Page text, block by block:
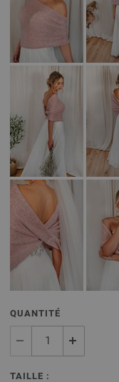
QUANTITÉ
TAILLE :